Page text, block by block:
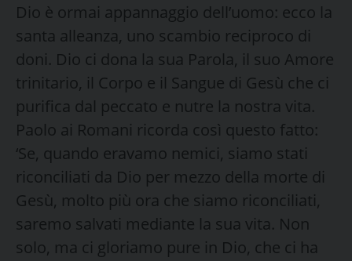
Dio è ormai appannaggio dell’uomo: ecco la
santa alleanza, uno scambio reciproco di
doni. Dio ci dona la sua Parola, il suo Amore
trinitario, il Corpo e il Sangue di Gesù che ci
purifica dal peccato e nutre la nostra vita.
Paolo ai Romani ricorda così questo fatto:
‘Se, quando eravamo nemici, siamo stati
riconciliati da Dio per mezzo della morte di
Gesù, molto più ora che siamo riconciliati,
saremo salvati mediante la sua vita. Non
solo, ma ci gloriamo pure in Dio, che ci ha